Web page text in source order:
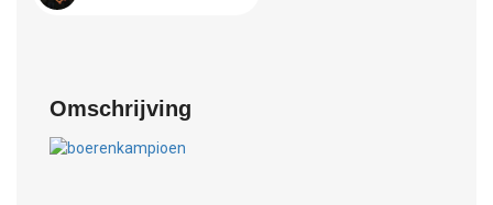
Omschrijving